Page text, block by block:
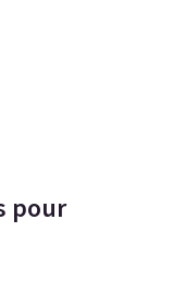
pour